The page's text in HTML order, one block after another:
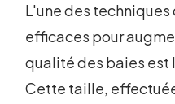
L'une des
efficaces pour
qualité des baies
Cette taille,